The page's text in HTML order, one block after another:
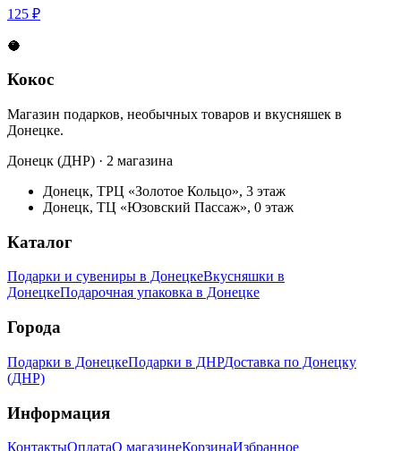
125 ₽
🥥
Кокос
Магазин подарков, необычных товаров и вкусняшек в
Донецке.
Донецк (ДНР) · 2 магазина
Донецк, ТРЦ «Золотое Кольцо», 3 этаж
Донецк, ТЦ «Юзовский Пассаж», 0 этаж
Каталог
Подарки и сувениры в ДонецкеВкусняшки в
ДонецкеПодарочная упаковка в Донецке
Города
Подарки в ДонецкеПодарки в ДНРДоставка по Донецку
(ДНР)
Информация
КонтактыОплатаО магазинеКорзинаИзбранное